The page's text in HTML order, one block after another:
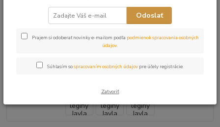
Značka oblečenia MONTAR ZĽAVY!
Jazdecké nohavice
MONTAR legíny Jayla čierne
MONTAR legíny Jayla čierne
Odoslať
Prajem si odoberať novinky e-mailom podľa podmienok spracovania osobných
údajov.
Súhlasím sospracovaním osobných údajov pre účely registrácie.
Zatvoriť